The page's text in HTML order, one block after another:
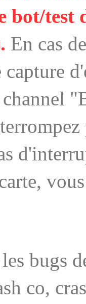
bot/test
En cas
bugs
co,